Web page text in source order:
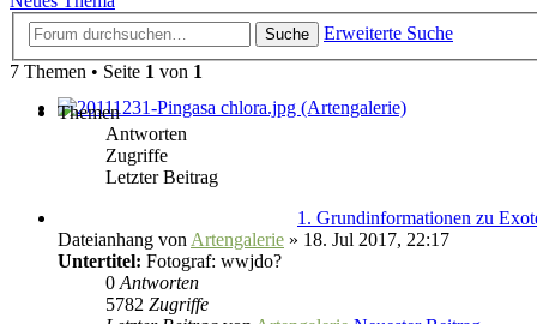
Suche
Erweiterte Suche
7 Themen • Seite 1 von 1
Themen
Antworten
Zugriffe
Letzter Beitrag
1. Grundinformationen zu
Dateianhang von Artengalerie » 18. Jul 2017, 22:17
Untertitel: Fotograf: wwjdo?
0 Antworten
5782 Zugriffe